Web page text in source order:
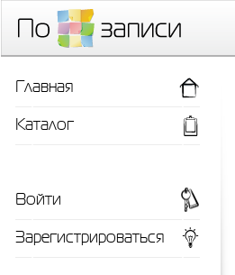
Главная
Каталог
Войти
Зарегистрироваться